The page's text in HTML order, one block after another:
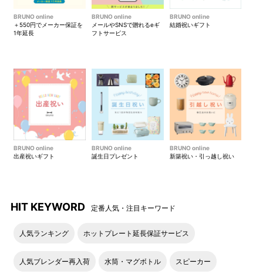
BRUNO online
＋550円でメーカー保証を
1年延長
BRUNO online
メールやSNSで贈れるeギ
フトサービス
BRUNO online
結婚祝いギフト
BRUNO online
出産祝いギフト
BRUNO online
誕生日プレゼント
BRUNO online
新築祝い・引っ越し祝い
HIT KEYWORD 定番人気・注目キーワード
人気ランキング ホットプレート延長保証サービス
人気ブレンダー再入荷 水筒・マグボトル スピーカー